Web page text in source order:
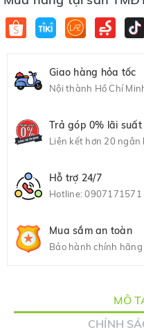
Giao hàng hỏa tốc
Nội thành Hồ Chí
Trả góp 0% lãi suất
Liên kết hơn 20 ngân
Hỗ trợ 24/7
Hotline:0907171571
Mua sắm an toàn
Bảo hành chính hãng
MÔ
CHÍNH